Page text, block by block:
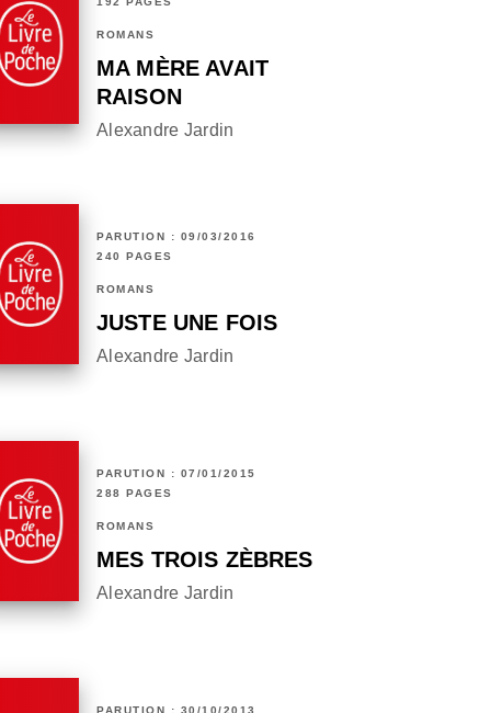
ROMANS
MA MÈRE AVAIT
RAISON
Alexandre Jardin
PARUTION : 09/03/2016
240 PAGES
ROMANS
JUSTE UNE FOIS
Alexandre Jardin
PARUTION : 07/01/2015
288 PAGES
ROMANS
MES TROIS ZÈBRES
Alexandre Jardin